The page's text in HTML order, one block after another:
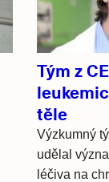
Tým z
těle
Výzkumný
udělal
léčiva na